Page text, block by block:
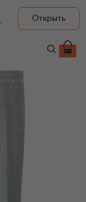
Открыть
700 ₽